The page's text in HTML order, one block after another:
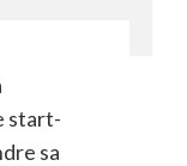
start-
sa